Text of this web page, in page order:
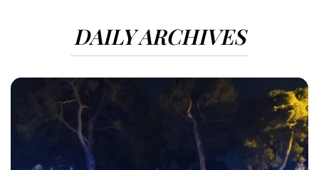
DAILY ARCHIVES
3102 VIEWS